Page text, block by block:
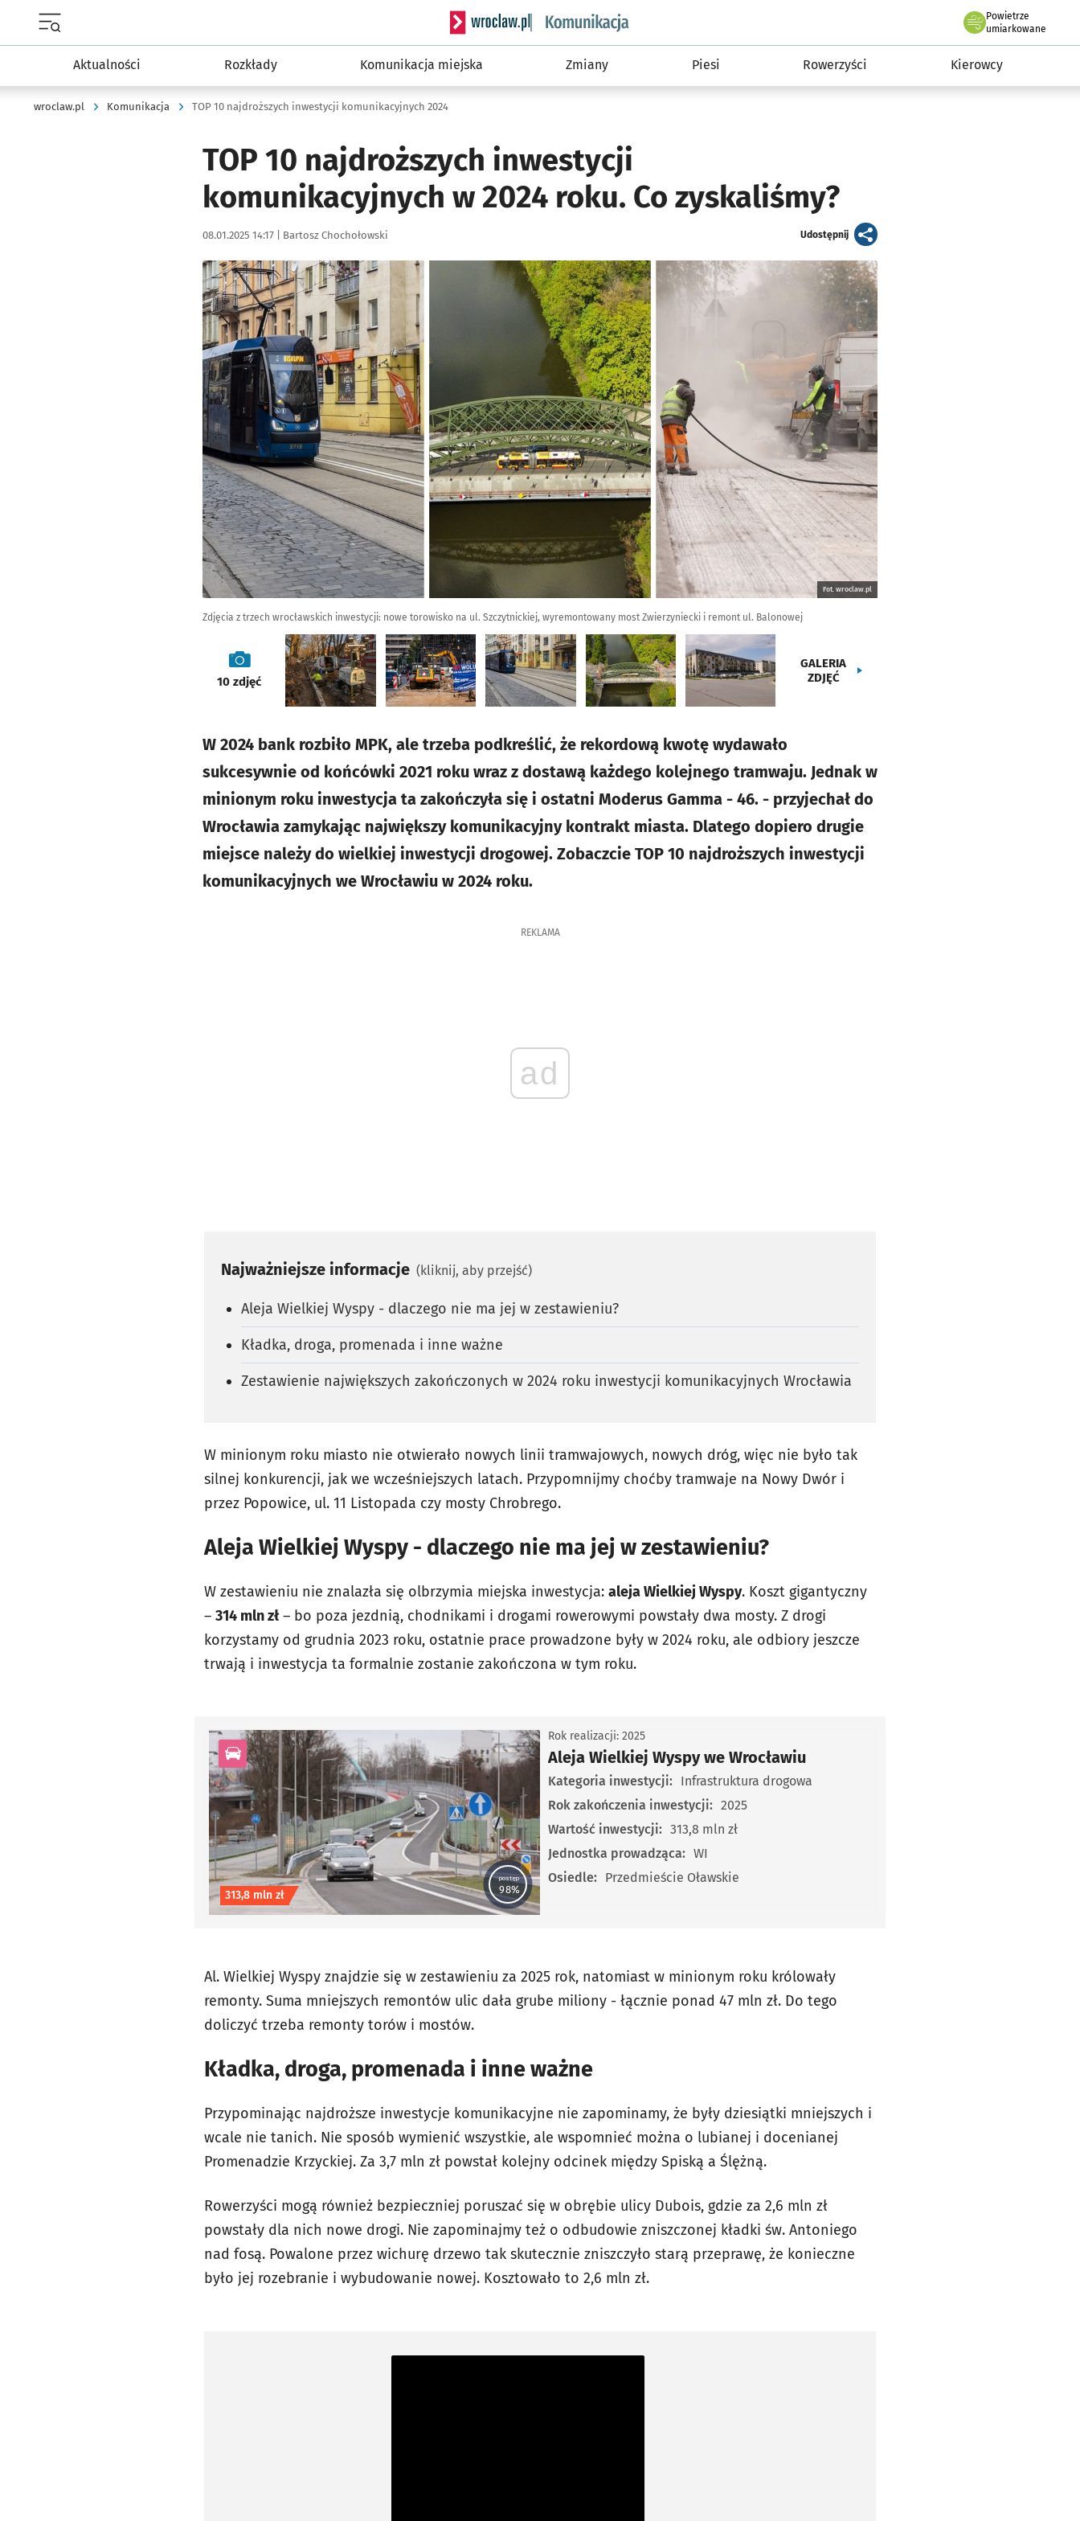
Serwis informacyjny wroclaw.pl podserwis: Komunikacja
Powietrze
we Wrocławiu
umiarkowane
Aktualności Rozkłady Komunikacja miejska Zmiany Piesi Rowerzyści Kierowcy
wroclaw.pl Komunikacja TOP 10 najdroższych inwestycji komunikacyjnych 2024
TOP 10 najdroższych inwestycji
komunikacyjnych w 2024 roku. Co zyskaliśmy?
Data publikacji:
08.01.2025 14:17 | Autor:
Bartosz Chochołowski Udostępnijartykuł
Kliknij, aby zobaczyć galerię
Kliknij, aby powiększyć
Fot. wroclaw.pl
Zdjęcia z trzech wrocławskich inwestycji: nowe torowisko na ul. Szczytnickiej, wyremontowany most Zwierzyniecki i remont ul. Balonowej
galeria
10 zdjęć
GALERIA
ZDJĘĆ
W 2024 bank rozbiło MPK, ale trzeba podkreślić, że rekordową kwotę wydawało
sukcesywnie od końcówki 2021 roku wraz z dostawą każdego kolejnego tramwaju. Jednak w
minionym roku inwestycja ta zakończyła się i ostatni Moderus Gamma - 46. - przyjechał do
Wrocławia zamykając największy komunikacyjny kontrakt miasta. Dlatego dopiero drugie
miejsce należy do wielkiej inwestycji drogowej. Zobaczcie TOP 10 najdroższych inwestycji
komunikacyjnych we Wrocławiu w 2024 roku.
REKLAMA
ad
Najważniejsze informacje (kliknij, aby przejść)
Aleja Wielkiej Wyspy - dlaczego nie ma jej w zestawieniu?
Kładka, droga, promenada i inne ważne
Zestawienie największych zakończonych w 2024 roku inwestycji komunikacyjnych Wrocławia
W minionym roku miasto nie otwierało nowych linii tramwajowych, nowych dróg, więc nie było tak
silnej konkurencji, jak we wcześniejszych latach. Przypomnijmy choćby tramwaje na Nowy Dwór i
przez Popowice, ul. 11 Listopada czy mosty Chrobrego.
Aleja Wielkiej Wyspy - dlaczego nie ma jej w zestawieniu?
W zestawieniu nie znalazła się olbrzymia miejska inwestycja: aleja Wielkiej Wyspy. Koszt gigantyczny
– 314 mln zł– bo poza jezdnią, chodnikami i drogami rowerowymi powstały dwa mosty. Z drogi
korzystamy od grudnia 2023 roku, ostatnie prace prowadzone były w 2024 roku, ale odbiory jeszcze
trwają i inwestycja ta formalnie zostanie zakończona w tym roku.
kategoria Infrastruktura drogowa
postęp
98%
Koszt inwestycji
313,8 mln zł
Aleja Wielkiej Wyspy we Wrocławiu
Rok realizacji: 2025
Kategoria inwestycji: Infrastruktura drogowa
Rok zakończenia inwestycji: 2025
Wartość inwestycji: 313,8 mln zł
Jednostka prowadząca: WI
Osiedle: Przedmieście Oławskie
Al. Wielkiej Wyspy znajdzie się w zestawieniu za 2025 rok, natomiast w minionym roku królowały
remonty. Suma mniejszych remontów ulic dała grube miliony - łącznie ponad 47 mln zł. Do tego
doliczyć trzeba remonty torów i mostów.
Kładka, droga, promenada i inne ważne
Przypominając najdroższe inwestycje komunikacyjne nie zapominamy, że były dziesiątki mniejszych i
wcale nie tanich. Nie sposób wymienić wszystkie, ale wspomnieć można o lubianej i docenianej
Promenadzie Krzyckiej. Za 3,7 mln zł powstał kolejny odcinek między Spiską a Ślężną.
Rowerzyści mogą również bezpieczniej poruszać się w obrębie ulicy Dubois, gdzie za 2,6 mln zł
powstały dla nich nowe drogi. Nie zapominajmy też o odbudowie zniszczonej kładki św. Antoniego
nad fosą. Powalone przez wichurę drzewo tak skutecznie zniszczyło starą przeprawę, że konieczne
było jej rozebranie i wybudowanie nowej. Kosztowało to 2,6 mln zł.